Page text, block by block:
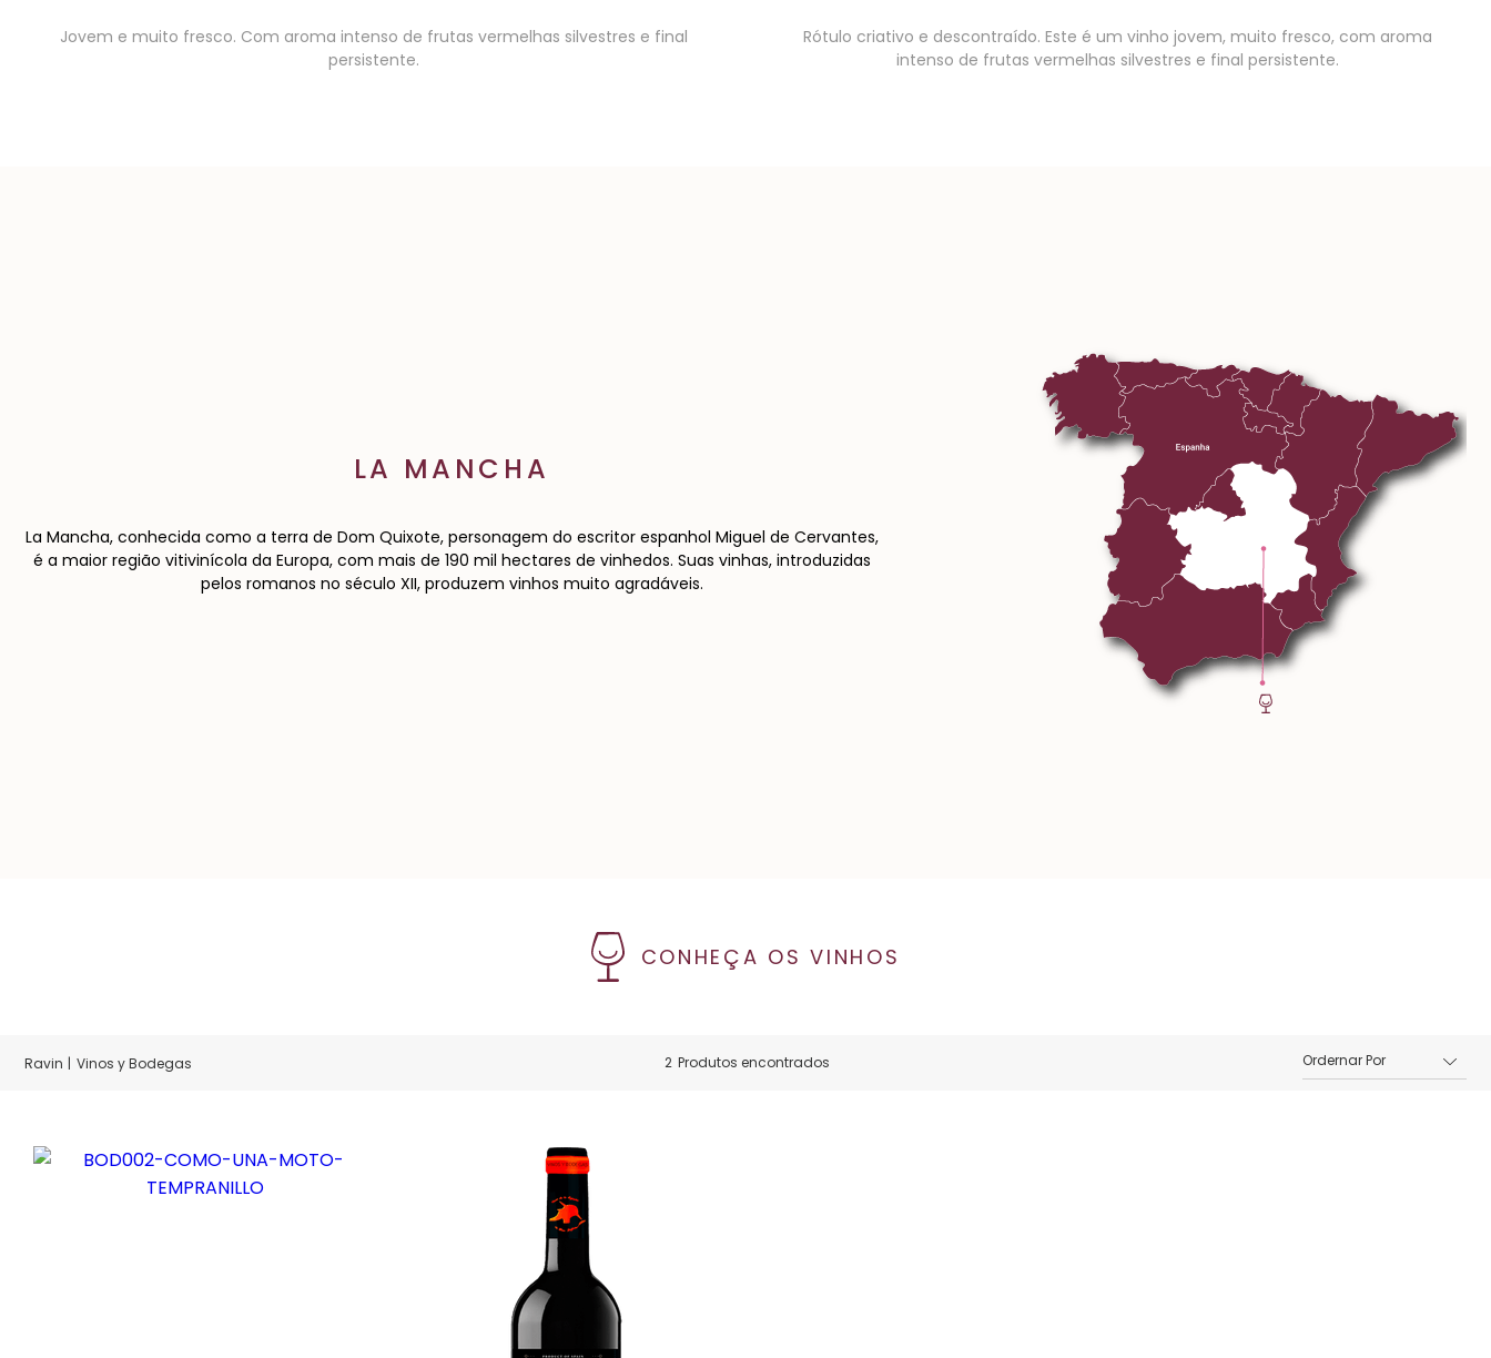
Jovem e muito fresco. Com aroma intenso de frutas vermelhas silvestres e final
persistente.
Rótulo criativo e descontraído. Este é um vinho jovem, muito fresco, com aroma
intenso de frutas vermelhas silvestres e final persistente.
LA MANCHA
La Mancha, conhecida como a terra de Dom Quixote, personagem do escritor espanhol Miguel de Cervantes,
é a maior região vitivinícola da Europa, com mais de 190 mil hectares de vinhedos. Suas vinhas, introduzidas
pelos romanos no século XII, produzem vinhos muito agradáveis.
CONHEÇA OS VINHOS
Vinos y Bodegas 2 Produtos encontrados